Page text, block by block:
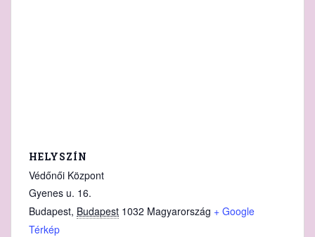
HELYSZÍN
Védőnői Központ
Gyenes u. 16.
Budapest, Budapest 1032 Magyarország + Google
Térkép